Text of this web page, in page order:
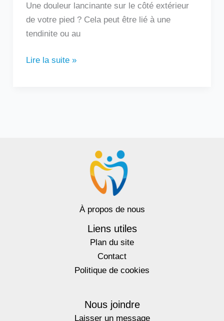
Une douleur lancinante sur le côté extérieur
de votre pied ? Cela peut être lié à une
tendinite ou au
Lire la suite »
À propos de nous
Liens utiles
Plan du site
Contact
Politique de cookies
Nous joindre
Laisser un message